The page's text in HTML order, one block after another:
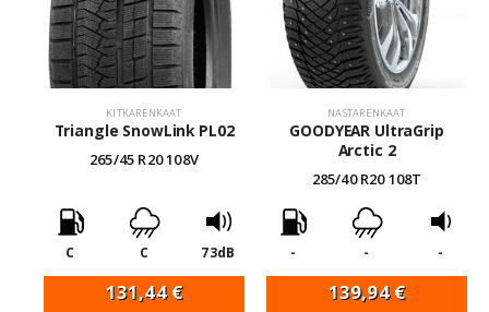
KITKARENKAAT
Triangle SnowLink PL02
265/45 R20 108V
C C 73dB
131,44€
NASTARENKAAT
GOODYEAR UltraGrip
Arctic 2
285/40 R20 108T
- - -
139,94€